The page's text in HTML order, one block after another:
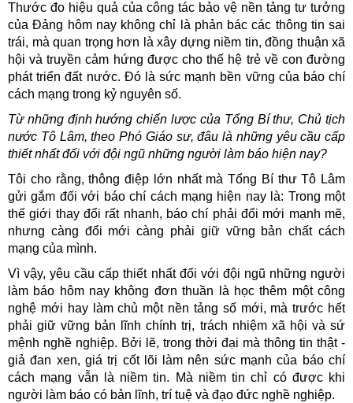
Thước đo hiệu quả của công tác bảo vệ nền tảng tư tưởng
của Đảng hôm nay không chỉ là phản bác các thông tin sai
trái, mà quan trọng hơn là xây dựng niềm tin, đồng thuận xã
hội và truyền cảm hứng được cho thế hệ trẻ về con đường
phát triển đất nước. Đó là sức mạnh bền vững của báo chí
cách mạng trong kỷ nguyên số.
Từ những định hướng chiến lược của Tổng Bí thư, Chủ tịch
nước Tô Lâm, theo Phó Giáo sư, đâu là những yêu cầu cấp
thiết nhất đối với đội ngũ những người làm báo hiện nay?
Tôi cho rằng, thông điệp lớn nhất mà Tổng Bí thư Tô Lâm
gửi gắm đối với báo chí cách mạng hiện nay là: Trong một
thế giới thay đổi rất nhanh, báo chí phải đổi mới mạnh mẽ,
nhưng càng đổi mới càng phải giữ vững bản chất cách
mạng của mình.
Vì vậy, yêu cầu cấp thiết nhất đối với đội ngũ những người
làm báo hôm nay không đơn thuần là học thêm một công
nghệ mới hay làm chủ một nền tảng số mới, mà trước hết
phải giữ vững bản lĩnh chính trị, trách nhiệm xã hội và sứ
mệnh nghề nghiệp. Bởi lẽ, trong thời đại mà thông tin thật -
giả đan xen, giá trị cốt lõi làm nên sức mạnh của báo chí
cách mạng vẫn là niềm tin. Mà niềm tin chỉ có được khi
người làm báo có bản lĩnh, trí tuệ và đạo đức nghề nghiệp.